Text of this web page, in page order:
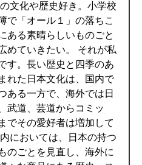
文化や歴史好き。小学校
で「オール１」の落ちこ
ある素晴らしいものごと
めていきたい。 それが私
す。長い歴史と四季のあ
れた日本文化は、国内で
ある一方で、海外では日
武道、芸道からコミッ
でその愛好者は増加して
においては、日本の持つ
のごとを見直し、海外に